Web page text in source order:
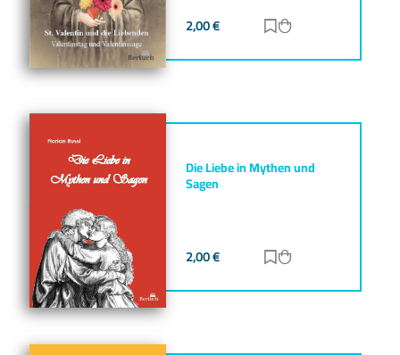
2,00€ Zur Merkliste
Die Liebe in Mythen und
Sagen
2,00€ Zur Merkliste